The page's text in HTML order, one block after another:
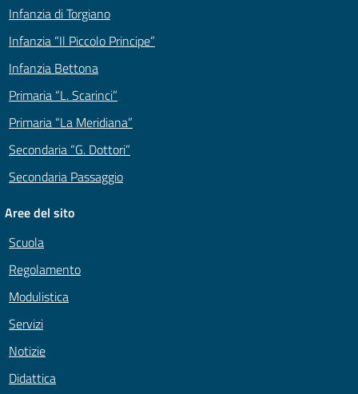
Infanzia di Torgiano
Infanzia “Il Piccolo Principe”
Infanzia Bettona
Primaria “L. Scarinci”
Primaria “La Meridiana”
Secondaria “G. Dottori”
Secondaria Passaggio
Aree del sito
Scuola
Regolamento
Modulistica
Servizi
Notizie
Didattica